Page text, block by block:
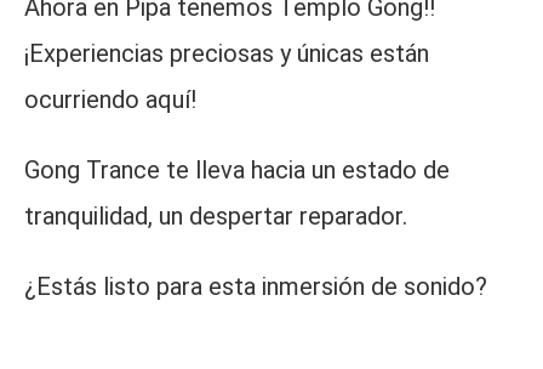
Ahora en Pipa tenemos Templo Gong!!
¡Experiencias preciosas y únicas están
ocurriendo aquí!
Gong Trance te lleva hacia un estado de
tranquilidad, un despertar reparador.
¿Estás listo para esta inmersión de sonido?